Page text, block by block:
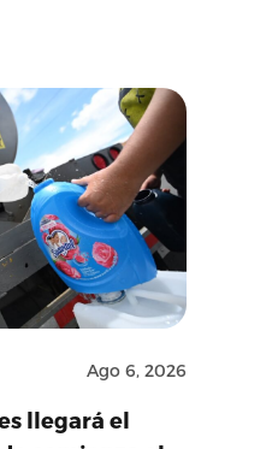
Ago 6, 2026
llegará el